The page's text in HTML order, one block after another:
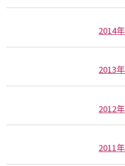
2014年
2013年
2012年
2011年